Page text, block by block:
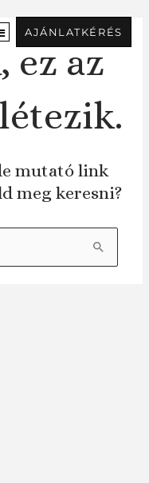
AJÁNLATKÉRÉS
ez az
mutató link
meg keresni?